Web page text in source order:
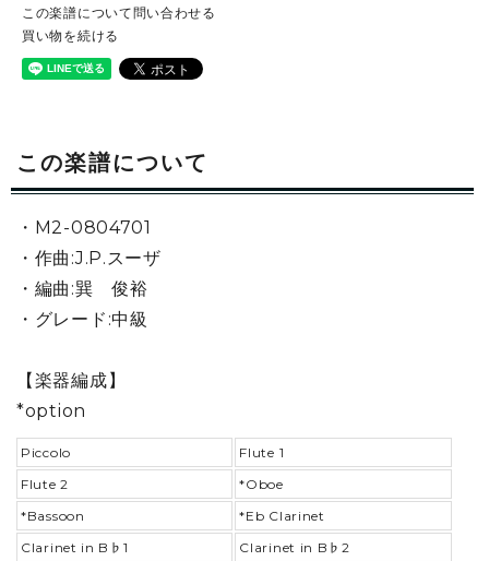
この楽譜について問い合わせる
買い物を続ける
この楽譜について
・M2-0804701
・作曲:J.P.スーザ
・編曲:巽 俊裕
・グレード:中級
【楽器編成】
*option
Piccolo
Flute 1
Flute 2
*Oboe
*Bassoon
*Eb Clarinet
Clarinet in B♭1
Clarinet in B♭2